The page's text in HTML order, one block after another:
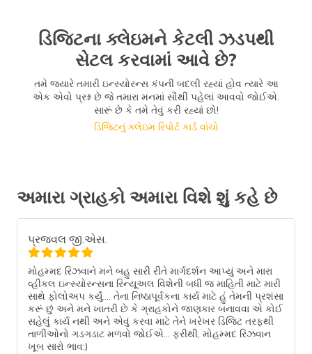
ડિજિટના ક્લેઇમને કેટલી ઝડપથી
સેટલ કરવામાં આવે છે?
તમે જ્યારે તમારી ઇન્સ્યોરન્સ કંપની બદલી રહ્યાં હોવ ત્યારે આ
એક એવો પ્રશ્ન છે જે તમારા મનમાં સૌથી પહેલાં આવવો જોઈએ.
સારૂં છે કે તમે તેવું કરી રહ્યાં છો!
ડિજિટનું ક્લેઇમ રિપોર્ટ કાર્ડ વાંચો
અમારા ગ્રાહકો અમારા વિશે શું કહે છે
પ્રજ્વલ જી.એસ.
મોહમ્મદ રિઝવાને મને બહુ સારી રીતે માર્ગદર્શન આપ્યું અને મારા
વ્હીકલ ઇન્સ્યોરન્સના રિન્યૂઅલ વિશેની બધી જ માહિતી માટે મારી
સાથે ફોલોઅપ કર્યું…. તેના નિષ્ઠાપૂર્વકના કાર્ય માટે હું તેમની પ્રશંસા
કરૂં છું અને મને ખાતરી છે કે ગ્રાહકોને જાણકાર બનાવવા એ કોઈ
સહેલું કાર્ય નથી અને એવું કરવા માટે તેને ખરેખર ડિજિટ તરફથી
તાળીઓનો ગડગડાટ મળવો જોઈએ… ફરીથી, મોહમ્મદ રિઝવાન
ખૂબ સારો ભાવ:)